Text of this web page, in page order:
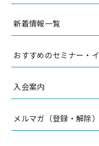
新着情報一覧
おすすめのセミナー・
入会案内
メルマガ（登録・解除）